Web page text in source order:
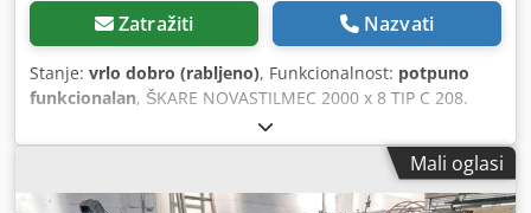
Zatražiti Nazvati
Stanje: vrlo dobro (rabljeno), Funkcionalnost: potpuno
funkcionalan, ŠKARE NOVASTILMEC 2000 x 8 TIP C 208.
MOTORIZIRANI ZADNJI GRANIČNIK. RABLJENI, ISPRAVNI
STROJ. INTERNA ŠIFRA: SVR 308. Chjdpfxszichms Ahloa
Mali oglasi